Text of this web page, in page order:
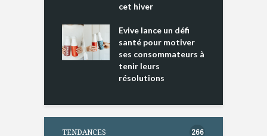
cet hiver
Evive lance un défi
santé pour motiver
ses consommateurs à
tenir leurs
résolutions
TENDANCES 266